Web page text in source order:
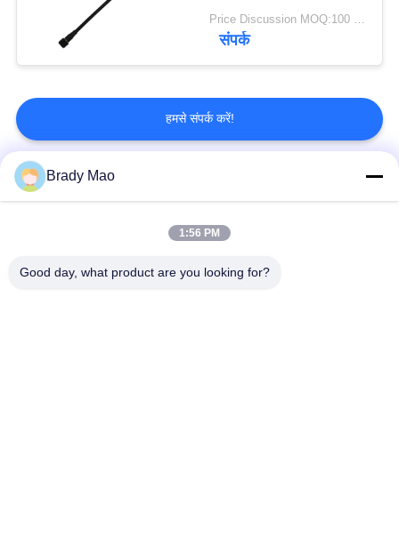
Price Discussion MOQ:100 पीसी
संपर्क
हमसे संपर्क करें!
लोकप्रिय श्रेणियां
Brady Mao
1:56 PM
Good day, what product are you looking for?